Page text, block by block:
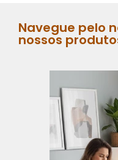
Navegue pelo
nossos